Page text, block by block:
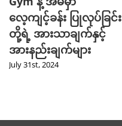
လေ့ကျင့်ခန်း ပြုလုပ်ခြင်း
တို့ရဲ့ အားသာချက်နှင့်
အားနည်းချက်များ
July 31st, 2024